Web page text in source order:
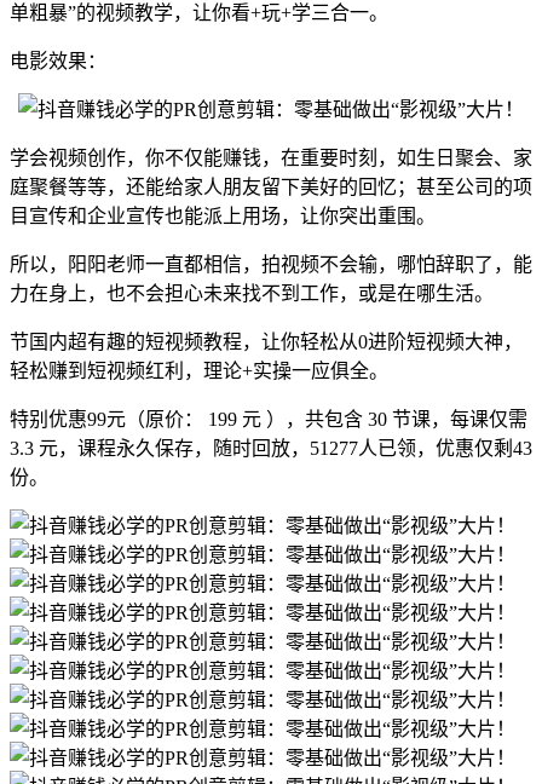
单粗暴”的视频教学，让你看+玩+学三合一。
电影效果：
学会视频创作，你不仅能赚钱，在重要时刻，如生日聚会、家
庭聚餐等等，还能给家人朋友留下美好的回忆；甚至公司的项
目宣传和企业宣传也能派上用场，让你突出重围。
所以，阳阳老师一直都相信，拍视频不会输，哪怕辞职了，能
力在身上，也不会担心未来找不到工作，或是在哪生活。
节国内超有趣的短视频教程，让你轻松从0进阶短视频大神，
轻松赚到短视频红利，理论+实操一应俱全。
特别优惠99元（原价： 199 元 ），共包含 30 节课，每课仅需
3.3 元，课程永久保存，随时回放，51277人已领，优惠仅剩43
份。